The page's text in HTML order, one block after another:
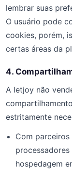
lembrar suas
O usuário pode
cookies, porém,
certas áreas da
4.
A letjoy não
estritamente
Com
hospedagem